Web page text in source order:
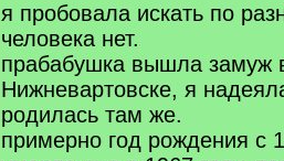
я пробовала искать по
человека нет.
прабабушка вышла замуж
Нижневартовске, я
родилась там же.
примерно год рождения с